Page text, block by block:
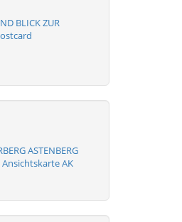
BLICK ZUR
ASTENBERG
AK